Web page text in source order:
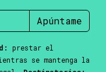
Apúntame
prestar el
se mantenga la